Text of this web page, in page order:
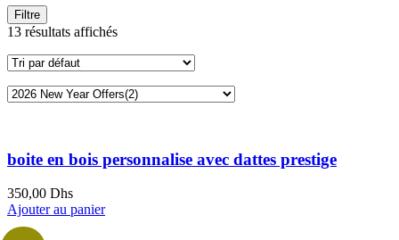
Filtre
13 résultats affichés
boite en bois personnalise avec dattes prestige
350,00 Dhs
Ajouter au panier